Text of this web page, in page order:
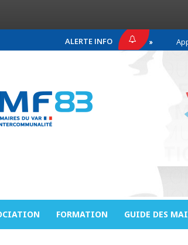
ALERTE INFO
DE PRESSE AMF83 Appel
FORMATION GUIDE DES